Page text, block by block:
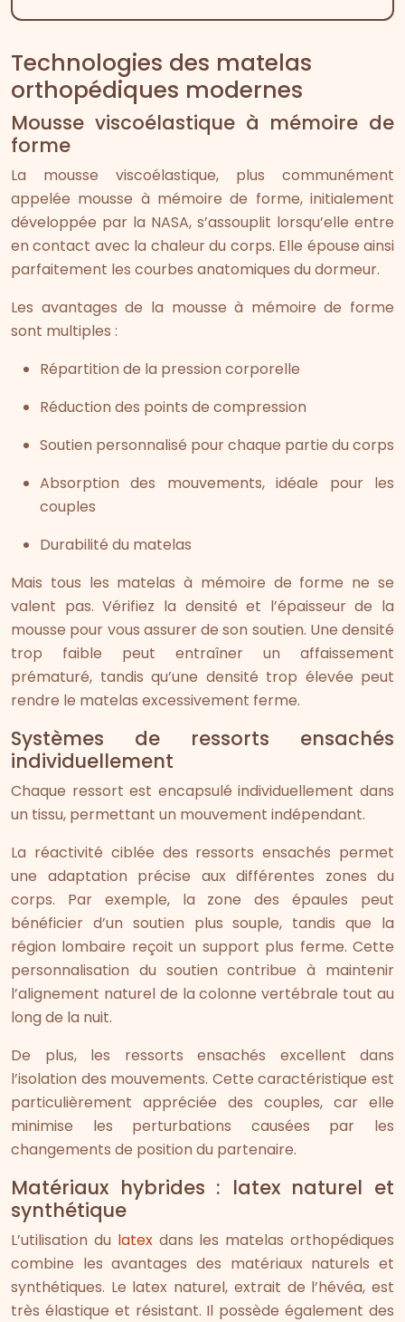
Technologies des matelas
orthopédiques modernes
Mousse viscoélastique à mémoire de
forme
La mousse viscoélastique, plus communément
appelée mousse à mémoire de forme, initialement
développée par la NASA, s’assouplit lorsqu’elle entre
en contact avec la chaleur du corps. Elle épouse ainsi
parfaitement les courbes anatomiques du dormeur.
Les avantages de la mousse à mémoire de forme
sont multiples :
Répartition de la pression corporelle
Réduction des points de compression
Soutien personnalisé pour chaque partie du corps
Absorption des mouvements, idéale pour les
couples
Durabilité du matelas
Mais tous les matelas à mémoire de forme ne se
valent pas. Vérifiez la densité et l’épaisseur de la
mousse pour vous assurer de son soutien. Une densité
trop faible peut entraîner un affaissement
prématuré, tandis qu’une densité trop élevée peut
rendre le matelas excessivement ferme.
Systèmes de ressorts ensachés
individuellement
Chaque ressort est encapsulé individuellement dans
un tissu, permettant un mouvement indépendant.
La réactivité ciblée des ressorts ensachés permet
une adaptation précise aux différentes zones du
corps. Par exemple, la zone des épaules peut
bénéficier d’un soutien plus souple, tandis que la
région lombaire reçoit un support plus ferme. Cette
personnalisation du soutien contribue à maintenir
l’alignement naturel de la colonne vertébrale tout au
long de la nuit.
De plus, les ressorts ensachés excellent dans
l’isolation des mouvements. Cette caractéristique est
particulièrement appréciée des couples, car elle
minimise les perturbations causées par les
changements de position du partenaire.
Matériaux hybrides : latex naturel et
synthétique
L’utilisation du latexdans les matelas orthopédiques
combine les avantages des matériaux naturels et
synthétiques. Le latex naturel, extrait de l’hévéa, est
très élastique et résistant. Il possède également des